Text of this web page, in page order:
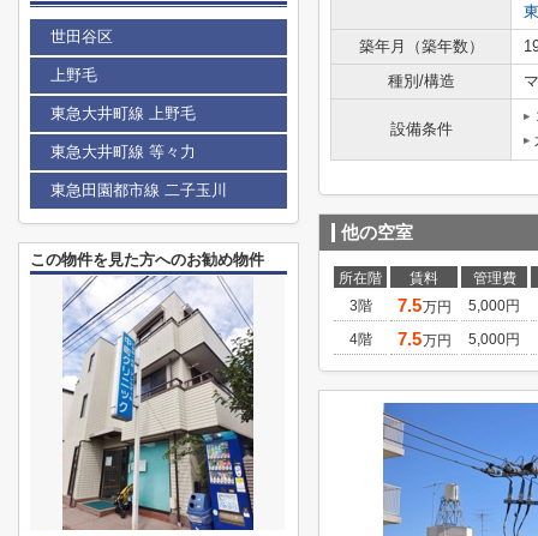
築年月（築年数）
種別/構造
設備条件
他の空室
所在階 賃料
管理費
3階
7.5万円
5,000円
4階
7.5万円 5,000円
世田谷区
上野毛
東急大井町線 上野毛
東急大井町線 等々力
東急田園都市線 二子玉川
この物件を見た方へのお勧め物件